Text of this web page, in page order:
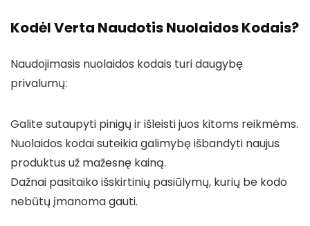
Kodėl Verta Naudotis Nuolaidos Kodais?
Naudojimasis nuolaidos kodais turi daugybę
privalumų:
Galite sutaupyti pinigų ir išleisti juos kitoms reikmėms.
Nuolaidos kodai suteikia galimybę išbandyti naujus
produktus už mažesnę kainą.
Dažnai pasitaiko išskirtinių pasiūlymų, kurių be kodo
nebūtų įmanoma gauti.